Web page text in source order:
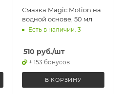
Смазка Magic Motion на
водной основе, 50 мл
Есть в наличии: 3
510 руб./шт
+ 153 бонусов
В КОРЗИНУ